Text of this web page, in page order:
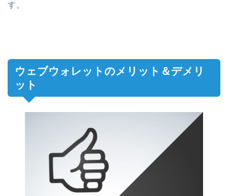
す。
ウェブウォレットのメリット＆デメリ
ット